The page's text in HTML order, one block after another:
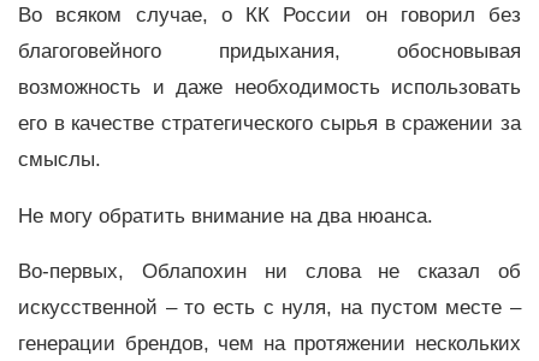
Во всяком случае, о КК России он говорил без
благоговейного придыхания, обосновывая
возможность и даже необходимость использовать
его в качестве стратегического сырья в сражении за
смыслы.
Не могу обратить внимание на два нюанса.
Во-первых, Облапохин ни слова не сказал об
искусственной – то есть с нуля, на пустом месте –
генерации брендов, чем на протяжении нескольких